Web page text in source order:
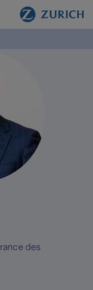
des